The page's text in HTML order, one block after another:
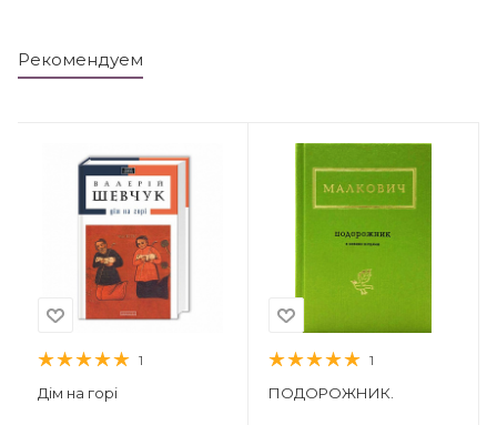
Рекомендуем
1
Дім на горі
1
ПОДОРОЖНИК.